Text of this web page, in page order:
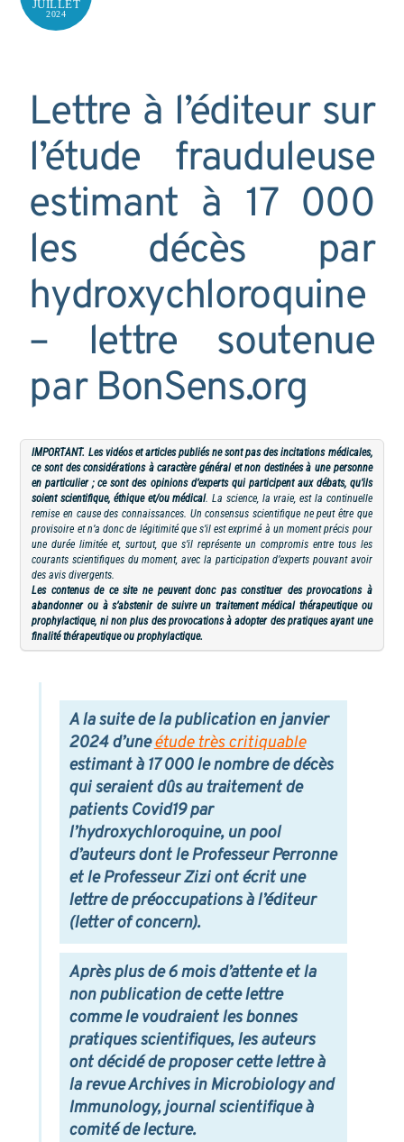
JUILLET
2024
Lettre à l’éditeur sur
l’étude frauduleuse
estimant à 17 000
les décès par
hydroxychloroquine
– lettre soutenue
par BonSens.org
IMPORTANT. Les vidéos et articles publiés ne sont pas des incitations médicales,
ce sont des considérations à caractère général et non destinées à une personne
en particulier ; ce sont des opinions d’experts qui participent aux débats, qu’ils
soient scientifique, éthique et/ou médical. La science, la vraie, est la continuelle
remise en cause des connaissances. Un consensus scientifique ne peut être que
provisoire et n’a donc de légitimité que s’il est exprimé à un moment précis pour
une durée limitée et, surtout, que s’il représente un compromis entre tous les
courants scientifiques du moment, avec la participation d’experts pouvant avoir
des avis divergents.
Les contenus de ce site ne peuvent donc pas constituer des provocations à
abandonner ou à s’abstenir de suivre un traitement médical thérapeutique ou
prophylactique, ni non plus des provocations à adopter des pratiques ayant une
finalité thérapeutique ou prophylactique.
A la suite de la publication en janvier
2024 d’uneétude très critiquable
estimant à 17 000 le nombre de décès
qui seraient dûs au traitement de
patients Covid19 par
l’hydroxychloroquine, un pool
d’auteurs dont le Professeur Perronne
et le Professeur Zizi ont écrit une
lettre de préoccupations à l’éditeur
(letter of concern).
Après plus de 6 mois d’attente et la
non publication de cette lettre
comme le voudraient les bonnes
pratiques scientifiques, les auteurs
ont décidé de proposer cette lettre à
la revue Archives in Microbiology and
Immunology, journal scientifique à
comité de lecture.